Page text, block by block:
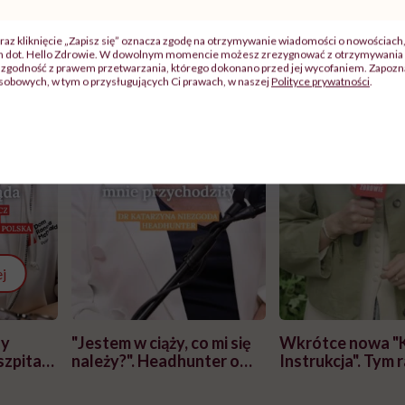
"Jestem w ciąży, co mi się
należy?". Headhunter o
Wkrótce nowa
Instrukcja". Tym
kliknięcie „Zapisz się” oznacza zgodę na otrzymywanie wiadomości o
dot. Hello Zdrowie. W dowolnym momencie możesz zrezygnować z
zgodność z prawem przetwarzania, którego dokonano przed jej wycofaniem.
w tym o przysługujących Ci prawach, w naszejPolityce prywatności.